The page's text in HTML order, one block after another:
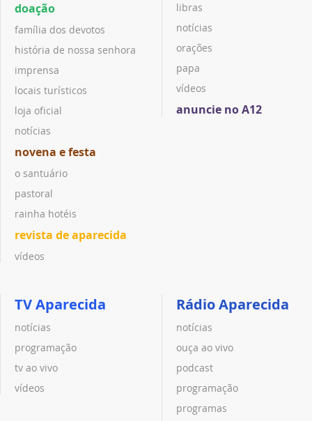
doação
família dos devotos
história de nossa senhora
imprensa
locais turísticos
loja oficial
notícias
novena e festa
o santuário
pastoral
rainha hotéis
revista de aparecida
vídeos
libras
notícias
orações
papa
vídeos
anuncie no A12
TV Aparecida
notícias
programação
tv ao vivo
vídeos
Rádio Aparecida
notícias
ouça ao vivo
podcast
programação
programas